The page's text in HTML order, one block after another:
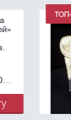
[Сияние].
США. 1988.
к лоту